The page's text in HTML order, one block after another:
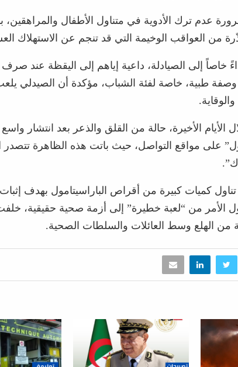
عدم ترك الأدوية في متناول الأطفال والمراهقين،
من العواقب الوخيمة التي قد تنجم عن الاستهلاك
خاصاً إلى الصيادلة، داعية إياهم إلى اليقظة عند صرف
وصفة طبية، خاصة لفئة الشباب، مؤكدة أن الصيدلي
الأيام الأخيرة، حالة من القلق والذعر بعد انتشار
على مواقع التواصل، حيث باتت هذه الظاهرة تتصدر
كميات كبيرة من أقراص الباراسيتامول بهدف
الأمر من “لعبة خطيرة” إلى أزمة صحية حقيقية،
من الهلع وسط العائلات والسلطات الصحية.